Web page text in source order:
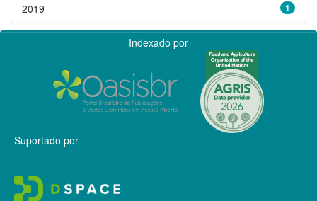
1
2019
Indexado por
Suportado por